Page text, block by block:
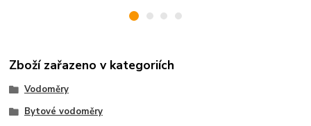
Zboží zařazeno v kategoriích
Vodoměry
Bytové vodoměry